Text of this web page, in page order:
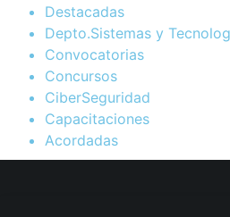
Destacadas
Depto.Sistemas y
Convocatorias
Concursos
CiberSeguridad
Capacitaciones
Acordadas